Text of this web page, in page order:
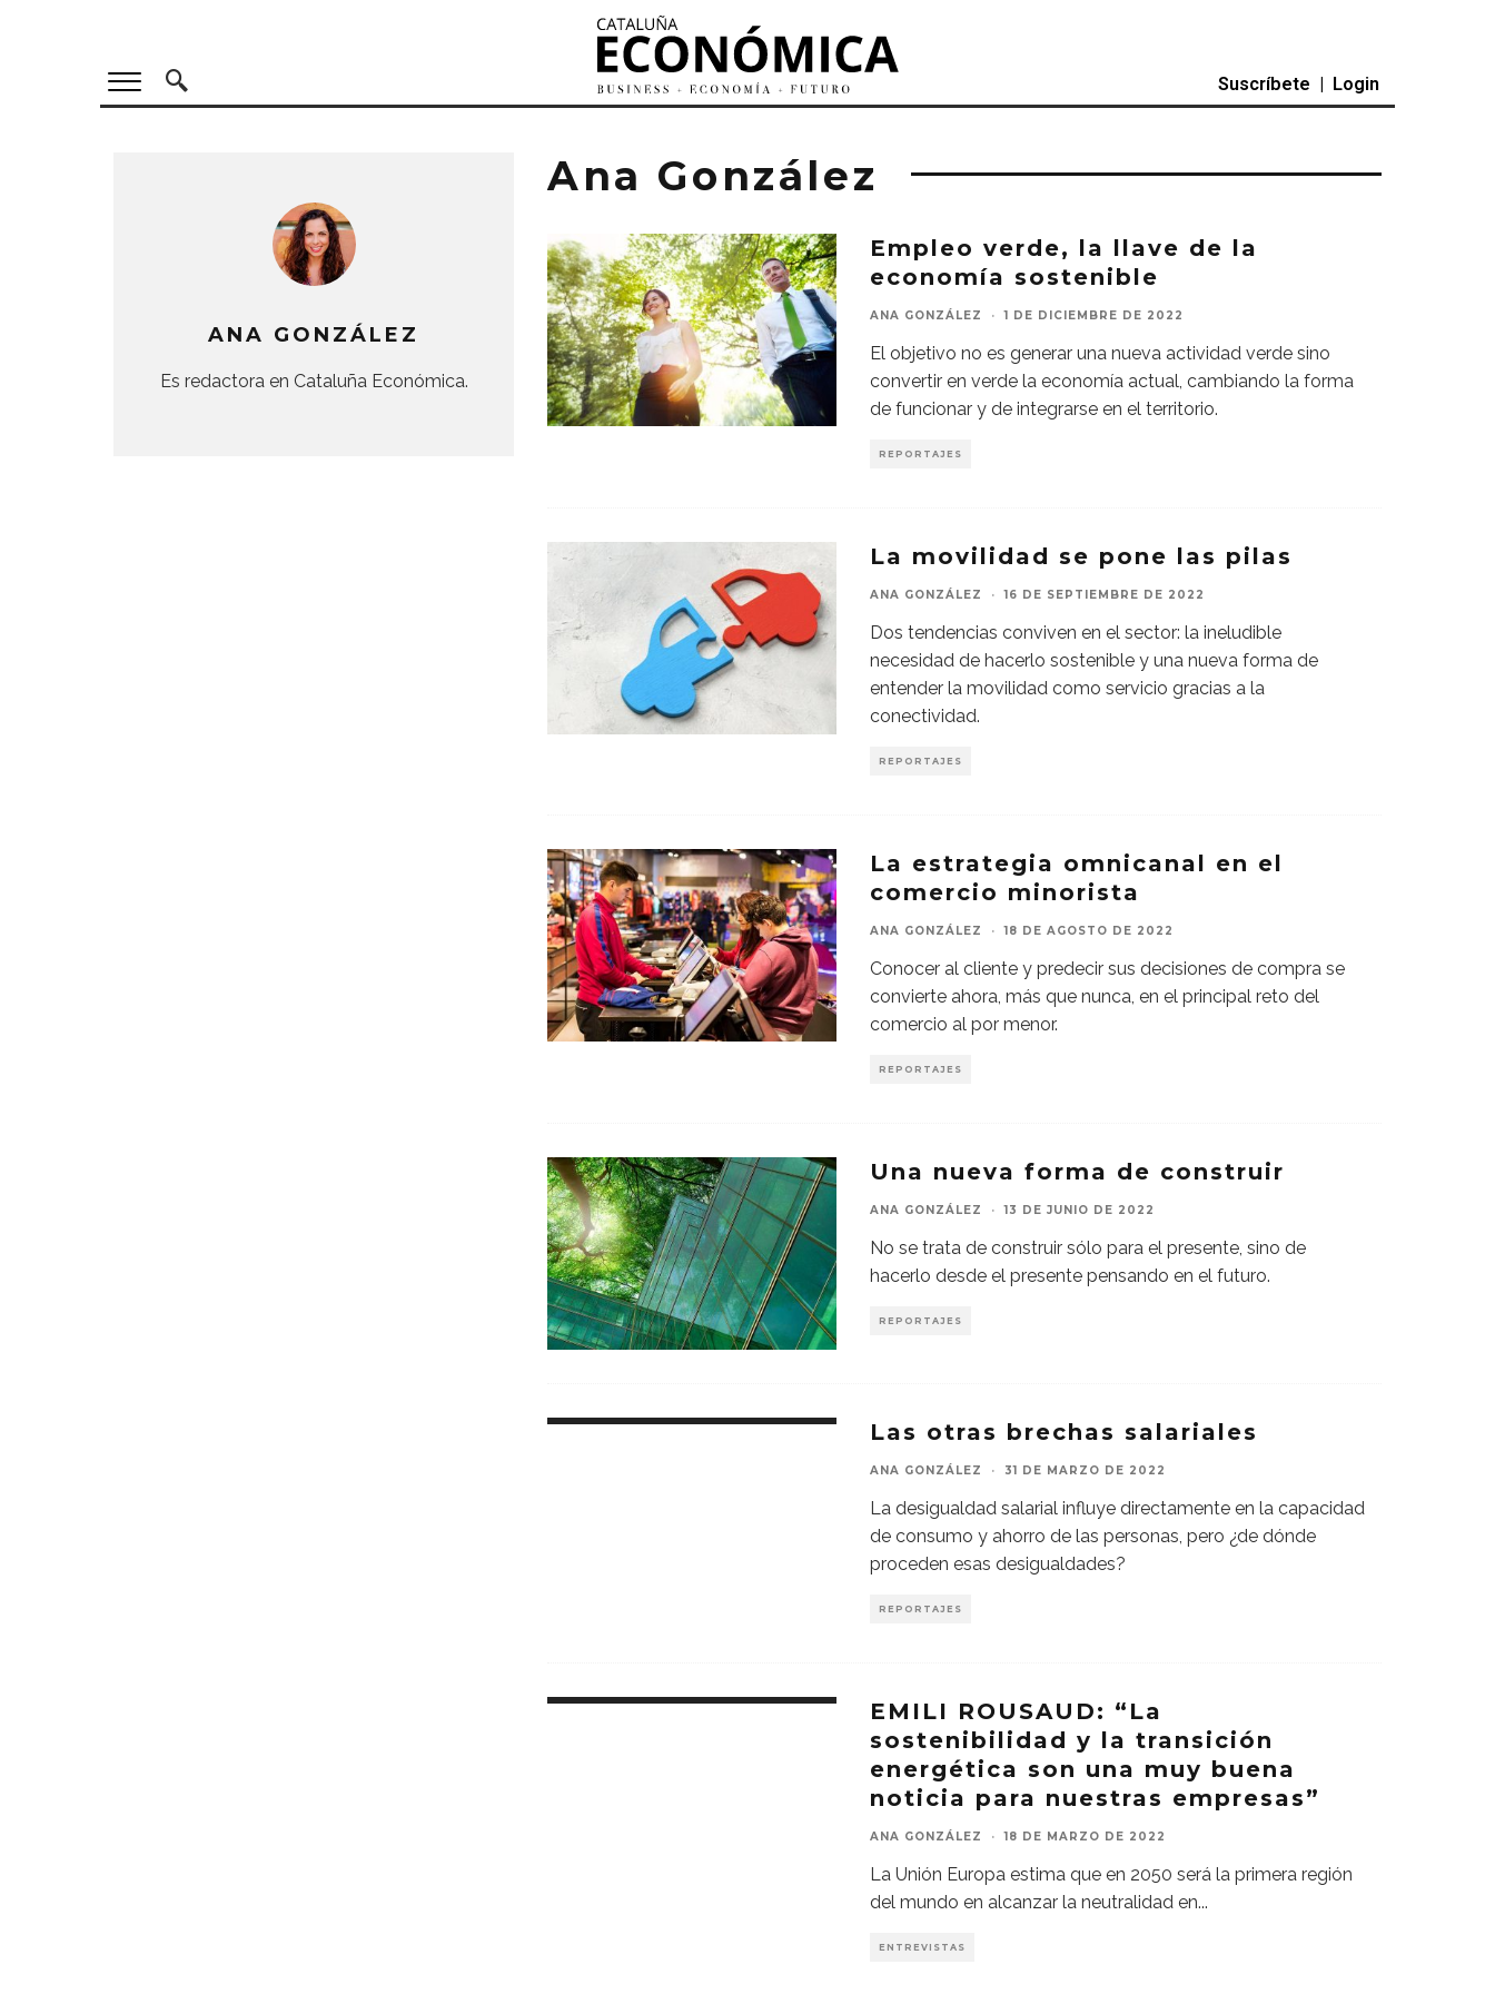
Suscríbete | Login
ANA GONZÁLEZ
Es redactora en Cataluña Económica.
Ana González
Empleo verde, la llave de la
economía sostenible
ANA GONZÁLEZ · 1 DE DICIEMBRE DE 2022
El objetivo no es generar una nueva actividad verde sino
convertir en verde la economía actual, cambiando la forma
de funcionar y de integrarse en el territorio.
REPORTAJES
La movilidad se pone las pilas
ANA GONZÁLEZ · 16 DE SEPTIEMBRE DE 2022
Dos tendencias conviven en el sector: la ineludible
necesidad de hacerlo sostenible y una nueva forma de
entender la movilidad como servicio gracias a la
conectividad.
REPORTAJES
La estrategia omnicanal en el
comercio minorista
ANA GONZÁLEZ · 18 DE AGOSTO DE 2022
Conocer al cliente y predecir sus decisiones de compra se
convierte ahora, más que nunca, en el principal reto del
comercio al por menor.
REPORTAJES
Una nueva forma de construir
ANA GONZÁLEZ · 13 DE JUNIO DE 2022
No se trata de construir sólo para el presente, sino de
hacerlo desde el presente pensando en el futuro.
REPORTAJES
Las otras brechas salariales
ANA GONZÁLEZ · 31 DE MARZO DE 2022
La desigualdad salarial influye directamente en la capacidad
de consumo y ahorro de las personas, pero ¿de dónde
proceden esas desigualdades?
REPORTAJES
EMILI ROUSAUD: “La
sostenibilidad y la transición
energética son una muy buena
noticia para nuestras empresas”
ANA GONZÁLEZ · 18 DE MARZO DE 2022
La Unión Europa estima que en 2050 será la primera región
del mundo en alcanzar la neutralidad en...
ENTREVISTAS